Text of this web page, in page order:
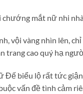
chướng mắt nữ nhi nhà
vội vàng nhìn lên,
trang cao quý hạ
Đế biểu lộ rất tức
vấn đề tình cảm